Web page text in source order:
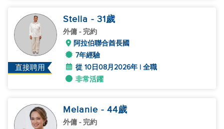
直接聘用
Stella - 31歲
外傭 - 完約
阿拉伯聯合酋長國
7年經驗
從 10日08月2026年 | 全職
非常活躍
Melanie - 44歲
外傭 - 完約